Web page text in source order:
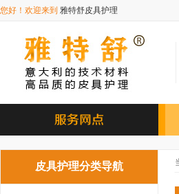
您好！欢迎来到 雅特舒皮具护理
皮具护理分类导航